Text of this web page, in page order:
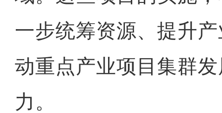
一步统筹资源、提升
动重点产业项目集群
力。